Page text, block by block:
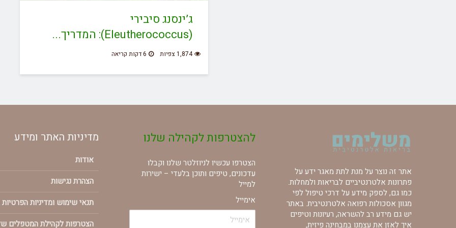
ג’ינסנג סיבירי
(Eleutherococcus): המדריך...
1,874 צפיות 6 דקות קריאה
אתר זה נוצר על מנת לתת מאגר ידע על
פתרונות אלטרנטיביים לבריאות ולמחלות.
כמו גם, לספק מידע על דרכי טיפול לפי
מגוון אסכולות רפואה אלטרנטיבית. באתר
יש גם מידע רב להשראה, רעיונות וטיפים
איך לאזן את עצמנו במבחינה פיזית,
להצטרפות לקהילה שלנו
הצטרפו עכשיו לניוזלטר שלנו וקבלו
עדכונים, טיפים ותוכן בלעדי – ישירות
למייל
אימייל
מדיניות האתר ומידע
אודות
הצהרת נגישות
תנאי שימוש ומדיניות
הצטרפות לקהילת המטפלים